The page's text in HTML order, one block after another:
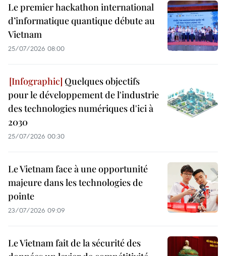
Le premier hackathon international
d’informatique quantique débute au
Vietnam
25/07/2026 08:00
Quelques objectifs
pour le développement de l'industrie
des technologies numériques d'ici à
2030
25/07/2026 00:30
Le Vietnam face à une opportunité
majeure dans les technologies de
pointe
23/07/2026 09:09
Le Vietnam fait de la sécurité des